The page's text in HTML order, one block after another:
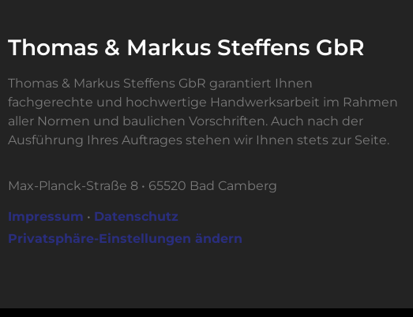
Thomas & Markus Steffens GbR
Thomas & Markus Steffens GbR garantiert Ihnen
fachgerechte und hochwertige Handwerksarbeit im Rahmen
aller Normen und baulichen Vorschriften. Auch nach der
Ausführung Ihres Auftrages stehen wir Ihnen stets zur Seite.
Max-Planck-Straße 8 • 65520 Bad Camberg
Impressum • Datenschutz
Privatsphäre-Einstellungen ändern